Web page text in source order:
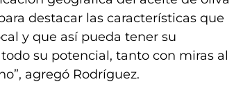
destacar las características que
y que así pueda tener su
su potencial, tanto con miras al
agregó Rodríguez.